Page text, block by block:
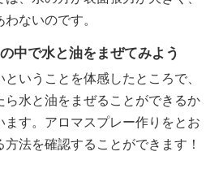
ないのです。
中で水と油をまぜてみよう
いうことを体感したところで、
ら水と油をまぜることができるか
ます。アロマスプレー作りをとお
法を確認することができます！